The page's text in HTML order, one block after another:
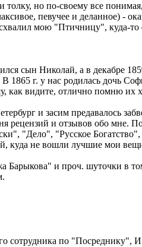
толку, но по-своему все
певучее и деланное) -
мою "Птичницу", куда-то
сын Николай, а в декабре
г. у нас родилась дочь
видите, отлично помню их
и засим предавалось
рецензий и отзывов обо мне.
"Дело", "Русское
куда не вошли лучшие мои
Барыкова" и проч. шуточки в
сотрудника по "Посреднику",